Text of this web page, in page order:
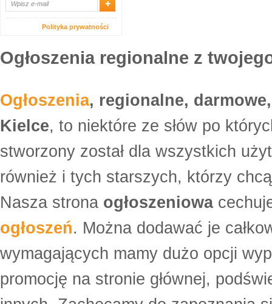
Polityka prywatności
Ogłoszenia regionalne z
Ogłoszenia, regionalne,
Kielce, to niektóre ze słów po
stworzony został dla wszystkich
również i tych starszych, którzy
Nasza strona ogłoszeniowa
ogłoszeń. Można dodawać je
wymagających mamy dużo opcji
promocję na stronie głównej,